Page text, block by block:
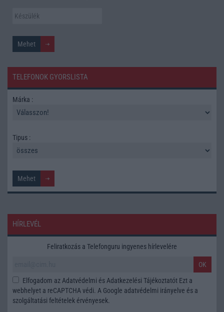
TELEFONOK GYORSLISTA
Márka :
Tipus :
HÍRLEVÉL
Feliratkozás a Telefonguru ingyenes hírlevelére
OK
Elfogadom az Adatvédelmi és Adatkezelési Tájékoztatót Ezt a
webhelyet a reCAPTCHA védi. A Google adatvédelmi irányelve és a
szolgáltatási feltételek érvényesek.